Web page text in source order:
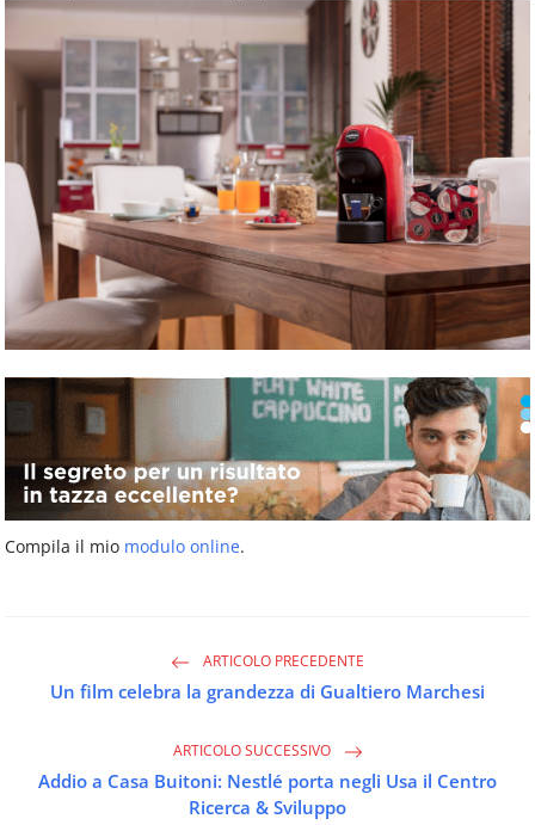
Compila il mio modulo online.
ARTICOLO PRECEDENTE
Un film celebra la grandezza di Gualtiero Marchesi
ARTICOLO SUCCESSIVO
Addio a Casa Buitoni: Nestlé porta negli Usa il Centro
Ricerca & Sviluppo